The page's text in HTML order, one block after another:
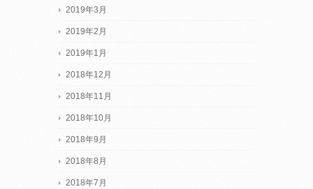
2019年3月
2019年2月
2019年1月
2018年12月
2018年11月
2018年10月
2018年9月
2018年8月
2018年7月